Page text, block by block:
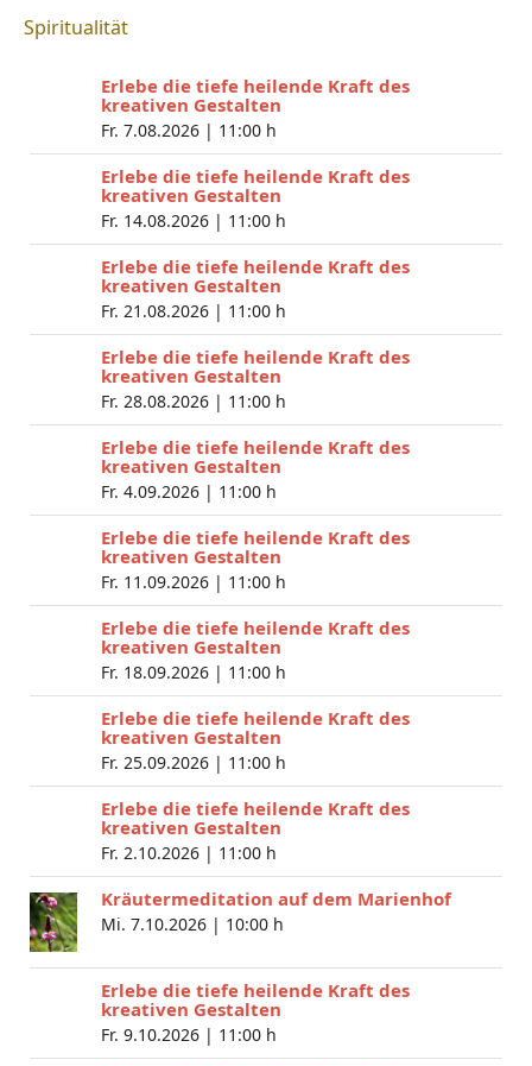
Spiritualität
Erlebe die tiefe heilende Kraft des
kreativen Gestalten
Fr. 7.08.2026 | 11:00 h
Erlebe die tiefe heilende Kraft des
kreativen Gestalten
Fr. 14.08.2026 | 11:00 h
Erlebe die tiefe heilende Kraft des
kreativen Gestalten
Fr. 21.08.2026 | 11:00 h
Erlebe die tiefe heilende Kraft des
kreativen Gestalten
Fr. 28.08.2026 | 11:00 h
Erlebe die tiefe heilende Kraft des
kreativen Gestalten
Fr. 4.09.2026 | 11:00 h
Erlebe die tiefe heilende Kraft des
kreativen Gestalten
Fr. 11.09.2026 | 11:00 h
Erlebe die tiefe heilende Kraft des
kreativen Gestalten
Fr. 18.09.2026 | 11:00 h
Erlebe die tiefe heilende Kraft des
kreativen Gestalten
Fr. 25.09.2026 | 11:00 h
Erlebe die tiefe heilende Kraft des
kreativen Gestalten
Fr. 2.10.2026 | 11:00 h
Kräutermeditation auf dem Marienhof
Mi. 7.10.2026 | 10:00 h
Erlebe die tiefe heilende Kraft des
kreativen Gestalten
Fr. 9.10.2026 | 11:00 h